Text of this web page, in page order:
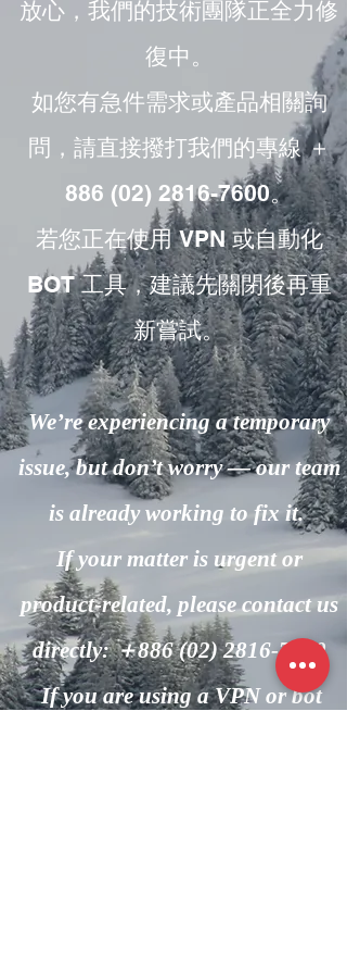
放心，我們的技術團隊正全力修
復中。
如您有急件需求或產品相關詢
問，請直接撥打我們的專線 ＋
886 (02) 2816-7600。
若您正在使用 VPN 或自動化
BOT 工具，建議先關閉後再重
新嘗試。
We’re experiencing a temporary
issue, but don’t worry — our team
is already working to fix it.
If your matter is urgent or
product-related, please contact us
directly: ＋886(02) 2816-7600
If you are using a VPN or bot